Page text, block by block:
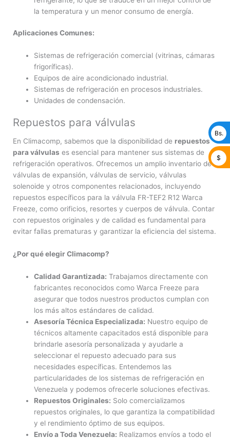
la temperatura y un menor consumo de energía.
Aplicaciones Comunes:
Sistemas de refrigeración comercial (vitrinas, cámaras
frigoríficas).
Equipos de aire acondicionado industrial.
Sistemas de refrigeración en procesos industriales.
Unidades de condensación.
Repuestos para válvulas
En Climacomp, sabemos que la disponibilidad de repuestos
para válvulas es esencial para mantener sus sistemas de
refrigeración operativos. Ofrecemos un amplio inventario de
válvulas de expansión, válvulas de servicio, válvulas
solenoide y otros componentes relacionados, incluyendo
repuestos específicos para la válvula FR-TEF2 R12 Warca
Freeze, como orificios, resortes y cuerpos de válvula. Contar
con repuestos originales y de calidad es fundamental para
evitar fallas prematuras y garantizar la eficiencia del sistema.
¿Por qué elegir Climacomp?
Calidad Garantizada: Trabajamos directamente con
fabricantes reconocidos como Warca Freeze para
asegurar que todos nuestros productos cumplan con
los más altos estándares de calidad.
Asesoría Técnica Especializada: Nuestro equipo de
técnicos altamente capacitados está disponible para
brindarle asesoría personalizada y ayudarle a
seleccionar el repuesto adecuado para sus
necesidades específicas. Entendemos las
particularidades de los sistemas de refrigeración en
Venezuela y podemos ofrecerle soluciones efectivas.
Repuestos Originales: Solo comercializamos
repuestos originales, lo que garantiza la compatibilidad
y el rendimiento óptimo de sus equipos.
Envío a Toda Venezuela: Realizamos envíos a todo el
Bs.
$